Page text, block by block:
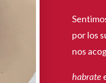
por los
nos
habrate